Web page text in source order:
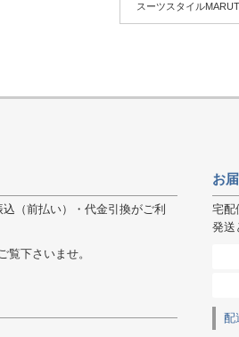
スーツスタイル
（前払い）・代金引換がご利
覧下さいませ。
お
宅配
発送
配